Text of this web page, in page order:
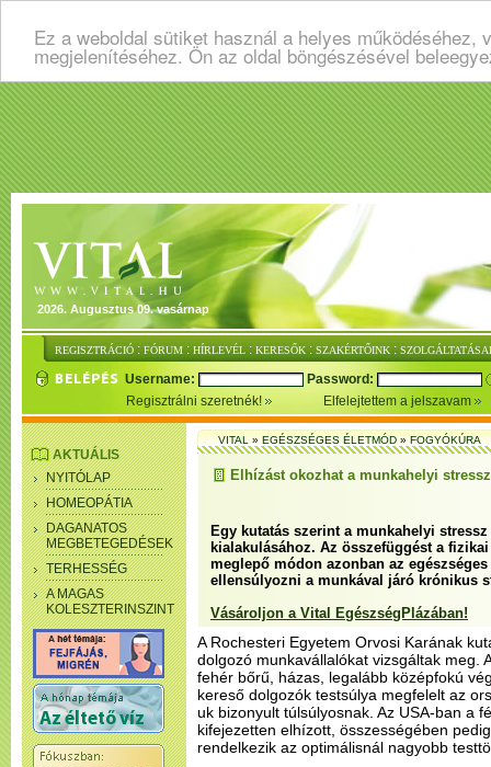
Ez a weboldal sütiket használ a helyes
megjelenítéséhez. Ön az oldal böngészésével
2026. Augusztus 09. vasárnap
REGISZTRÁCIÓ : FÓRUM : HÍRLEVÉL : KERESŐK : SZAKÉRTŐINK :
Username:
Password:
Regisztrálni szeretnék!
Elfelejtettem a jelszavam
AKTUÁLIS
NYITÓLAP
HOMEOPÁTIA
DAGANATOS
MEGBETEGEDÉSEK
TERHESSÉG
A MAGAS
KOLESZTERINSZINT
VITAL»EGÉSZSÉGES ÉLETMÓD»FOGYÓKÚRA
Elhízást okozhat a munkahelyi stressz
Egy kutatás szerint a munkahelyi
kialakulásához. Az összefüggést a
meglepő módon azonban az
ellensúlyozni a munkával járó krónikus
Vásároljon a Vital EgészségPlázában!
A Rochesteri Egyetem Orvosi Karának
dolgozó munkavállalókat vizsgáltak meg.
fehér bőrű, házas, legalább középfokú
kereső dolgozók testsúlya megfelelt az
uk bizonyult túlsúlyosnak. Az USA-ban a
kifejezetten elhízott, összességében
rendelkezik az optimálisnál nagyobb